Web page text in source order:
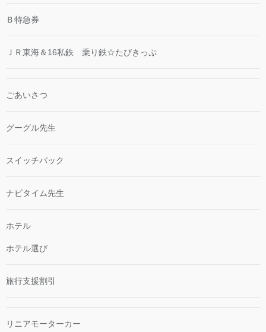
Ｂ特急券
ＪＲ東海＆16私鉄 乗り鉄☆たびきっぷ
ごあいさつ
グーグル先生
スイッチバック
ナビタイム先生
ホテル
ホテル選び
旅行支援割引
リニアモーターカー